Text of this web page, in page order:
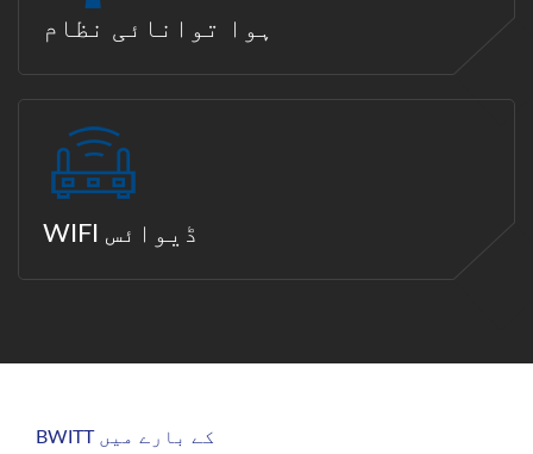
ہوا توانائی نظام
WIFI ڈیوائس
BWITT کے بارے میں